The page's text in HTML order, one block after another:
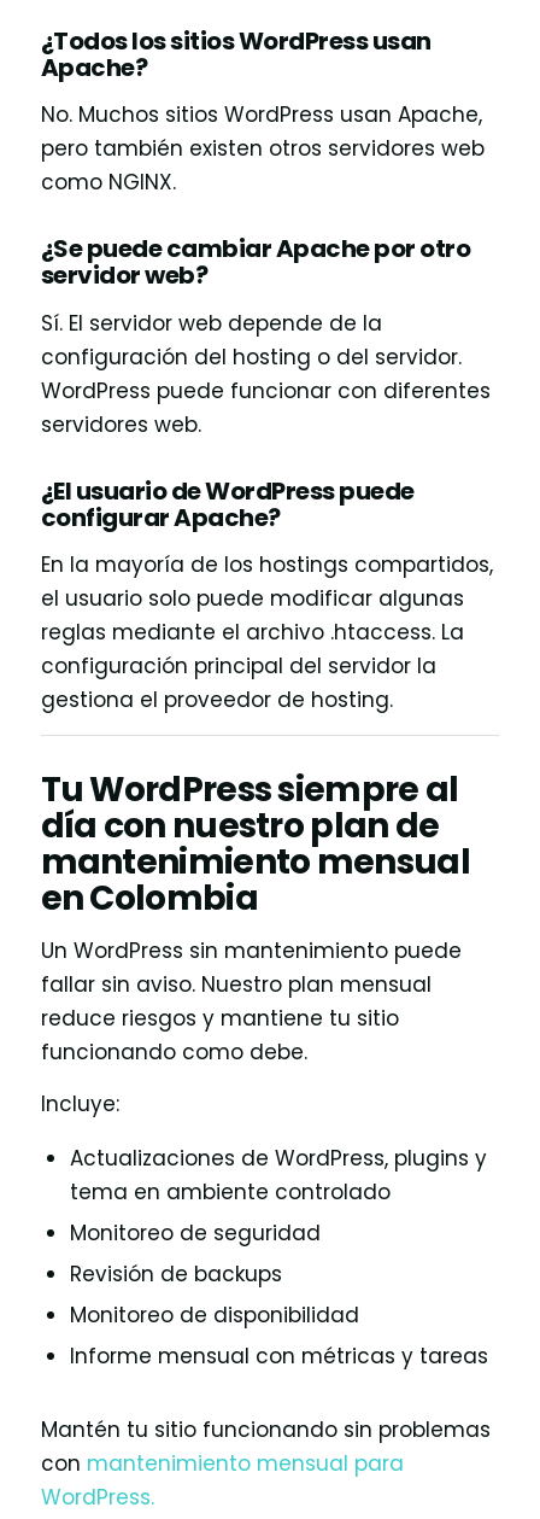
¿Todos los sitios WordPress usan
Apache?
No. Muchos sitios WordPress usan Apache,
pero también existen otros servidores web
como NGINX.
¿Se puede cambiar Apache por otro
servidor web?
Sí. El servidor web depende de la
configuración del hosting o del servidor.
WordPress puede funcionar con diferentes
servidores web.
¿El usuario de WordPress puede
configurar Apache?
En la mayoría de los hostings compartidos,
el usuario solo puede modificar algunas
reglas mediante el archivo .htaccess. La
configuración principal del servidor la
gestiona el proveedor de hosting.
Tu WordPress siempre al
día con nuestro plan de
mantenimiento mensual
en Colombia
Un WordPress sin mantenimiento puede
fallar sin aviso. Nuestro plan mensual
reduce riesgos y mantiene tu sitio
funcionando como debe.
Incluye:
Actualizaciones de WordPress, plugins y
tema en ambiente controlado
Monitoreo de seguridad
Revisión de backups
Monitoreo de disponibilidad
Informe mensual con métricas y tareas
Mantén tu sitio funcionando sin problemas
con mantenimiento mensual para
WordPress.